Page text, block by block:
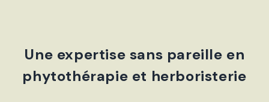
Une expertise sans pareille en
phytothérapie et herboristerie